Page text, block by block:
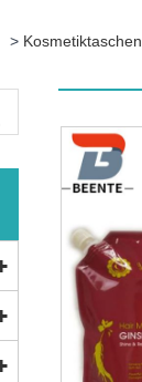
> Kosmetiktaschen